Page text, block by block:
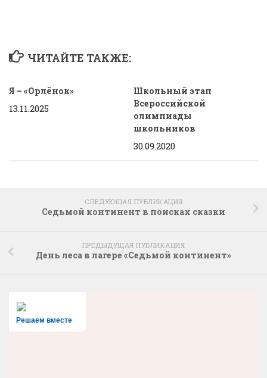
ЧИТАЙТЕ ТАКЖЕ:
Я – «Орлёнок»
13.11.2025
Школьный этап
Всероссийской
олимпиады
школьников
30.09.2020
СЛЕДУЮЩАЯ ПУБЛИКАЦИЯ
Седьмой континент в поисках сказки
ПРЕДЫДУЩАЯ ПУБЛИКАЦИЯ
День леса в лагере «Седьмой континент»
Решаем вместе